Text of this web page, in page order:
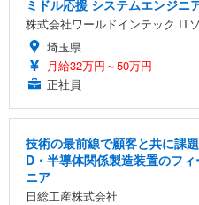
ミドル応援 システムエンジニ
株式会社ワールドインテック IT
埼玉県
月給32万円～50万円
正社員
技術の最前線で顧客と共に課
D・半導体関係製造装置のフ
ニア
日総工産株式会社